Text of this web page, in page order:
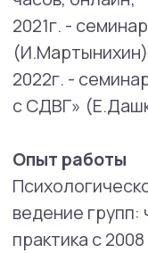
Проблемы и запросы,
помогает
В
проблемы во
проблемным,
поведением